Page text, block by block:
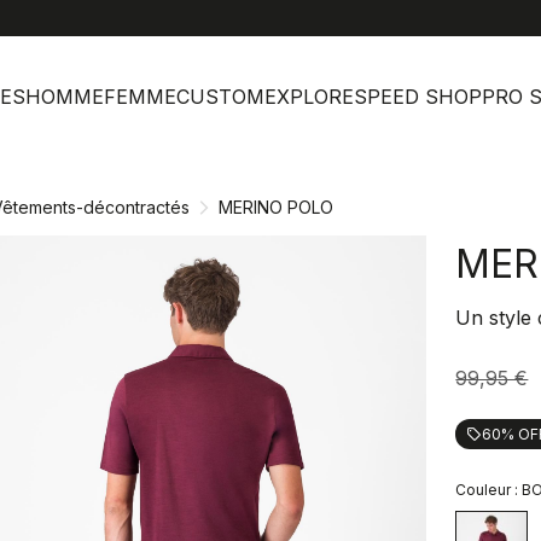
HOMMEFEMMECUSTOMEXPLORESPEED SHOPPRO
décontractés MERINO POLO
Un style
99,95 €
local_offer60%
Couleur :